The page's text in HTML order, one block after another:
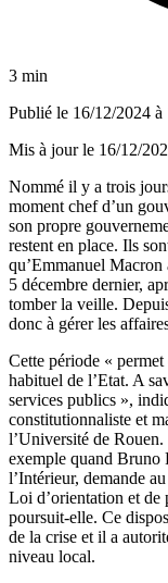
3 min
Publié le 16/12/2024 à
Mis à jour le 16/12/
Nommé il y a trois
moment chef d’un
son propre
restent en place. Ils
qu’Emmanuel
5 décembre dernier,
tomber la veille.
donc à gérer les
Cette période «
habituel de l’Etat. A
services publics »,
constitutionnaliste et
l’Université de Rouen.
exemple quand Bruno
l’Intérieur, demande
Loi d’orientation et de
poursuit-elle. Ce
de la crise et il a
niveau local.